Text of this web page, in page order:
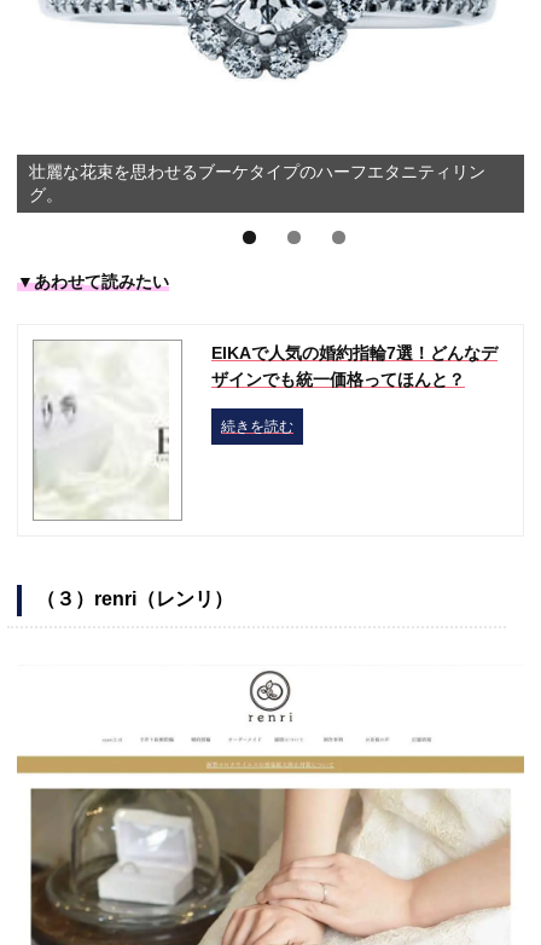
壮麗な花束を思わせるブーケタイプのハーフエタニティリン
グ。
▼あわせて読みたい
EIKAで人気の婚約指輪7選！どんなデ
ザインでも統一価格ってほんと？
続きを読む
（３）renri（レンリ）